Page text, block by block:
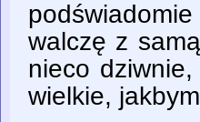
walczę z
nieco
wielkie,